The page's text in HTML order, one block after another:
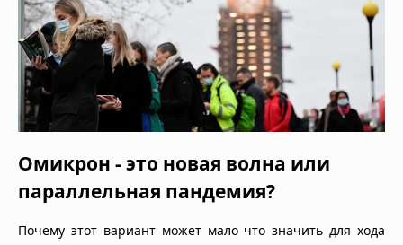
Омикрон - это новая волна или
параллельная пандемия?
Почему этот вариант может мало что значить для хода